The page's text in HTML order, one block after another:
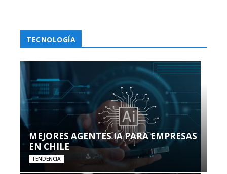
TECNOLOGÍA
MEJORES AGENTES IA PARA EMPRESAS
EN CHILE
TENDENCIA